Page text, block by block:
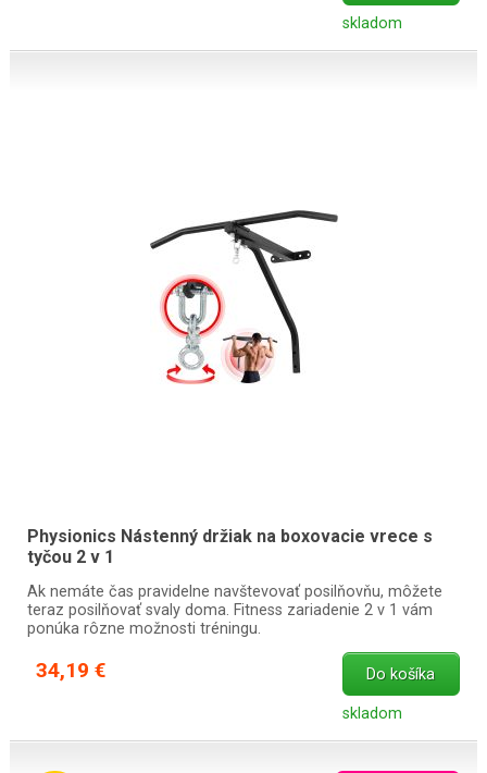
skladom
Physionics Nástenný držiak na boxovacie vrece s
tyčou 2 v 1
Ak nemáte čas pravidelne navštevovať posilňovňu, môžete
teraz posilňovať svaly doma. Fitness zariadenie 2 v 1 vám
ponúka rôzne možnosti tréningu.
34,19 € Do košíka
skladom